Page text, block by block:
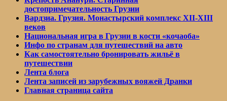
достопримечательность Грузии
Вардзиа. Грузия. Монастырский комплекс ХII-ХIII
веков
Национальная игра в Грузии в кости «кочаоба»
Инфо по странам для путешествий на авто
Как самостоятельно бронировать жильё в
путешествии
Лента блога
Лента записей из зарубежных вояжей Дранки
Главная страница сайта